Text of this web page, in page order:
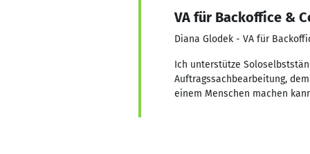
VA für Backoffice &
Diana Glodek - VA für
Ich unterstütze
Auftragssachbearbeitung,
einem Menschen machen